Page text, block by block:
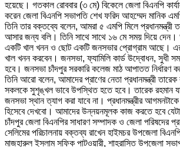
হয়েছে। গতকাল রোববার (৩ মে) বিকেলে জেলা বিএনপি
করেন জেলা বিএনপি সভাপতি শেখ ফরিদ আহম্মেদ মানিক
তিনি তার বক্তব্যে বলেন, আমরা ৫ এমপি মিলে প্রধানমন্ত্রী
আসার জন্য বলি। তিনি সাথে সাথে ১৬ মে সময় দিয়ে দেন।
একটি খাল খনন ও ছোট একটি জনসভার প্রোগ্রাম আছে।
খাল খনন করবেন। জনসভা, ফ্যামিলি কার্ড উদ্বোধন, সুধী
হবে। জনসভা চাঁদপুর সরকারি কলেজ মাঠ আপাতত নির্ধারণ
তিনি আরো বলেন, আমাদের প্রাণের নেতা প্রধানমন্ত্রী
সকলকে সুশৃঙ্খল ভাবে উপস্থিত হতে হবে। তারেক রহমান
জনসভা স্থান ত্যাগ করা যাবে না। প্রধানমন্ত্রীর
হিসেবে দেখবো। আমাদের উন্নয়নমূলক কাজ করতে হবে
চাঁদপুর জেলা বিএনপির সাধারণ সম্পাদক ও জেলা পরিষদের
সেলিমের পরিচালনায় বক্তব্য রাখেন হাইমচর উপজেলা
মাজহারুল ইসলাম সফিক পাটওয়ারী, শাহরাস্তি উপজেলা